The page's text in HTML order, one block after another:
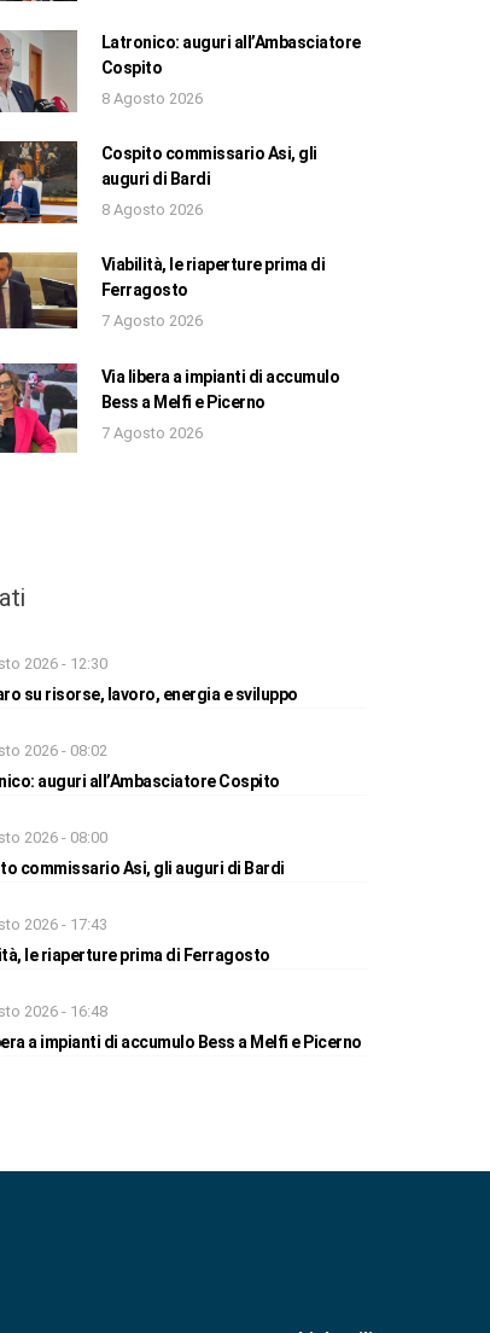
Latronico: auguri all’Ambasciatore
Cospito
8 Agosto 2026
Cospito commissario Asi, gli
auguri di Bardi
8 Agosto 2026
Viabilità, le riaperture prima di
Ferragosto
7 Agosto 2026
Via libera a impianti di accumulo
Bess a Melfi e Picerno
7 Agosto 2026
2026 - 12:30
su risorse, lavoro, energia e sviluppo
2026 - 08:02
auguri all’Ambasciatore Cospito
2026 - 08:00
commissario Asi, gli auguri di Bardi
2026 - 17:43
le riaperture prima di Ferragosto
2026 - 16:48
a impianti di accumulo Bess a Melfi e Picerno